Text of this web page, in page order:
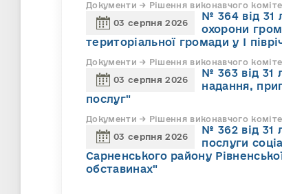
Документи → Рішення виконавчого
03 серпня 2026
№ 364 від 31
охорони
територіальної громади у І
Документи → Рішення виконавчого
03 серпня 2026
№ 363 від 31
надання,
послуг"
Документи → Рішення виконавчого
03 серпня 2026
№ 362 від 31
послуги
Сарненського району
обставинах"